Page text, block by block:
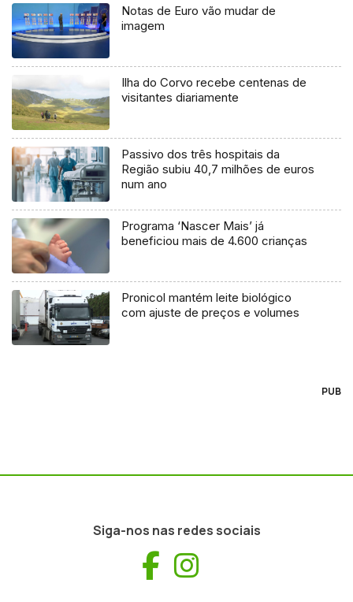
Notas de Euro vão mudar de
imagem
Ilha do Corvo recebe centenas de
visitantes diariamente
Passivo dos três hospitais da
Região subiu 40,7 milhões de euros
num ano
Programa ‘Nascer Mais’ já
beneficiou mais de 4.600 crianças
Pronicol mantém leite biológico
com ajuste de preços e volumes
PUB
Siga-nos nas redes sociais
Facebook